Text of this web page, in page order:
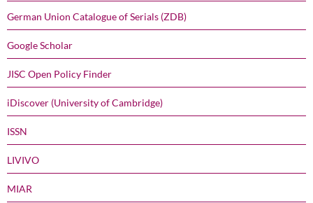
German Union Catalogue of Serials (ZDB)
Google Scholar
JISC Open Policy Finder
iDiscover (University of Cambridge)
ISSN
LIVIVO
MIAR